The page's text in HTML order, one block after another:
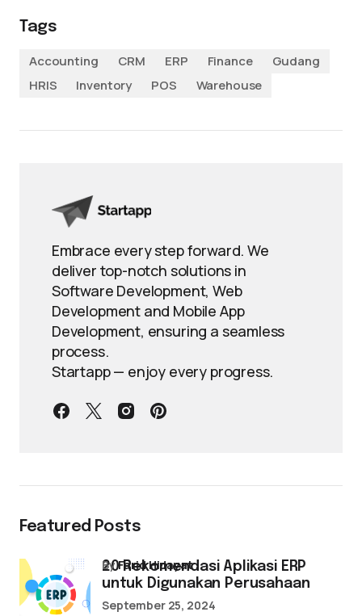
Tags
Accounting
CRM ERP Finance
Gudang
HRIS
Inventory POS Warehouse
Embrace every step forward. We
deliver top-notch solutions in
Software Development, Web
Development and Mobile App
Development, ensuring a seamless
process.
Startapp — enjoy every progress.
Featured Posts
20 Rekomendasi Aplikasi ERP
untuk Digunakan Perusahaan
byFarid Hidayat
September 25, 2024